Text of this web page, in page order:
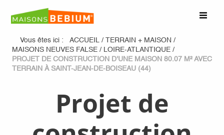
Vous êtes ici : ACCUEIL / TERRAIN + MAISON /
MAISONS NEUVES FALSE / LOIRE-ATLANTIQUE /
PROJET DE CONSTRUCTION D'UNE MAISON 80.07 M² AVEC
TERRAIN À SAINT-JEAN-DE-BOISEAU (44)
Projet de